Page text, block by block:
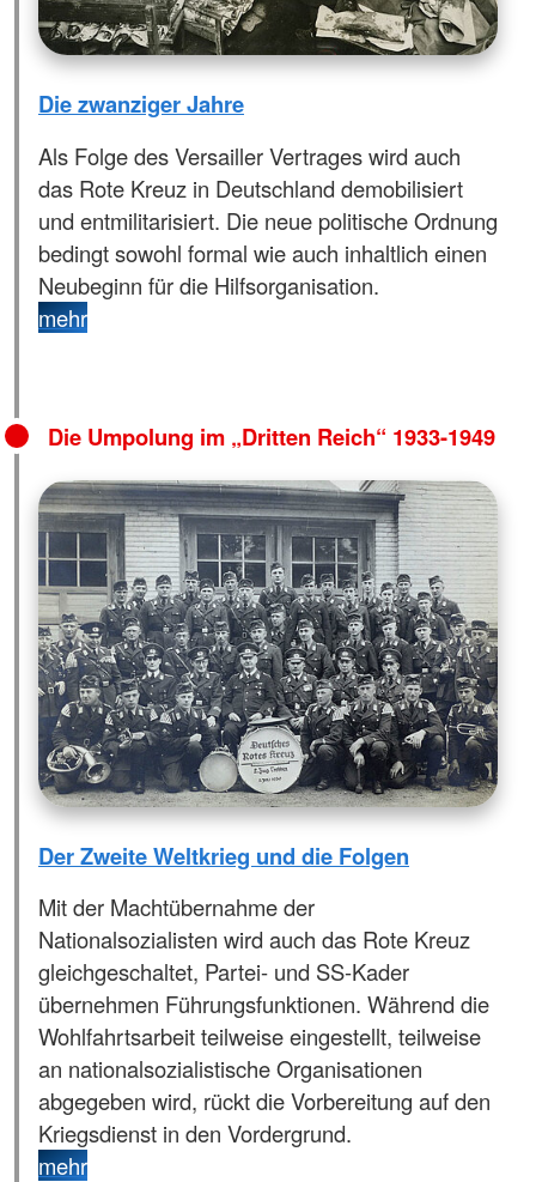
Die zwanziger Jahre
Als Folge des Versailler Vertrages wird auch
das Rote Kreuz in Deutschland demobilisiert
und entmilitarisiert. Die neue politische Ordnung
bedingt sowohl formal wie auch inhaltlich einen
Neubeginn für die Hilfsorganisation.
mehr
Die Umpolung im „Dritten Reich“ 1933-1949
Der Zweite Weltkrieg und die Folgen
Mit der Machtübernahme der
Nationalsozialisten wird auch das Rote Kreuz
gleichgeschaltet, Partei- und SS-Kader
übernehmen Führungsfunktionen. Während die
Wohlfahrtsarbeit teilweise eingestellt, teilweise
an nationalsozialistische Organisationen
abgegeben wird, rückt die Vorbereitung auf den
Kriegsdienst in den Vordergrund.
mehr